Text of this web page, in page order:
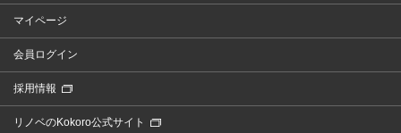
マイページ
会員ログイン
採用情報
リノベのKokoro公式サイト